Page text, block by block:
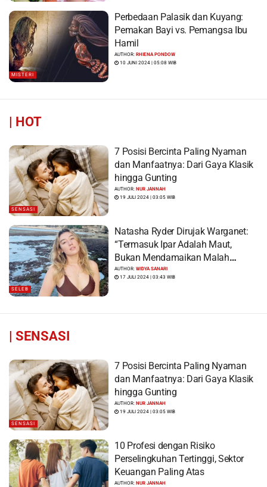
MISTERI
Perbedaan Palasik dan Kuyang:
Pemakan Bayi vs. Pemangsa Ibu
Hamil
AUTHOR:RHIENA PONDOW
10 JUNI 2024 | 05:08 WIB
| HOT
SENSASI
7 Posisi Bercinta Paling Nyaman
dan Manfaatnya: Dari Gaya Klasik
hingga Gunting
AUTHOR:NUR JANNAH
19 JULI 2024 | 03:05 WIB
SELEB
Natasha Ryder Dirujak Warganet:
“Termasuk Ipar Adalah Maut,
Bukan Mendamaikan Malah
Menyiram Bensin”
AUTHOR:WIDYA SANARI
17 JULI 2024 | 03:43 WIB
| SENSASI
SENSASI
7 Posisi Bercinta Paling Nyaman
dan Manfaatnya: Dari Gaya Klasik
hingga Gunting
AUTHOR:NUR JANNAH
19 JULI 2024 | 03:05 WIB
10 Profesi dengan Risiko
Perselingkuhan Tertinggi, Sektor
Keuangan Paling Atas
AUTHOR:NUR JANNAH